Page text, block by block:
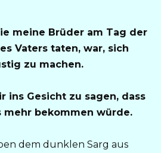
meine Brüder am Tag der
Vaters taten, war, sich
zu machen.
ins Gesicht zu sagen, dass
mehr bekommen würde.
dem dunklen Sarg aus